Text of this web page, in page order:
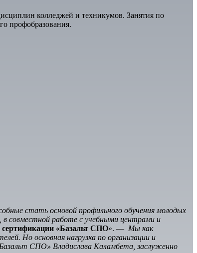
колледжей и техникумов. Занятия по
профобразования.
стать основой профильного обучения молодых
в совместной работе с учебными центрами и
«Базальт СПО». — Мы как
Но основная нагрузка по организации и
СПО» Владислава Каламбета, заслуженно